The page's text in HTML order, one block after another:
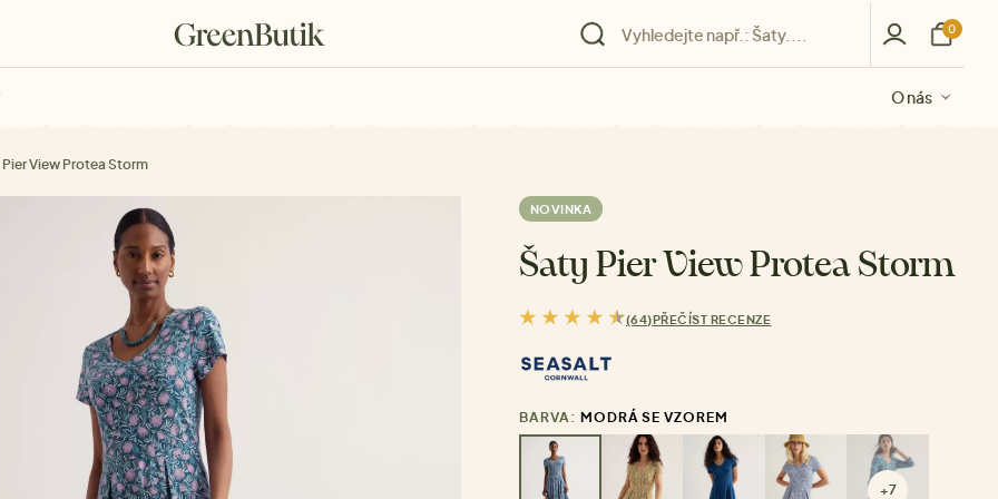
O nás
O nás
O nás
poukazy O nás
O nás
0
View Protea Storm
NOVINKA
Šaty Pier View Protea Storm
(64)PŘEČÍST RECENZE
BARVA: MODRÁ SE VZOREM
+7